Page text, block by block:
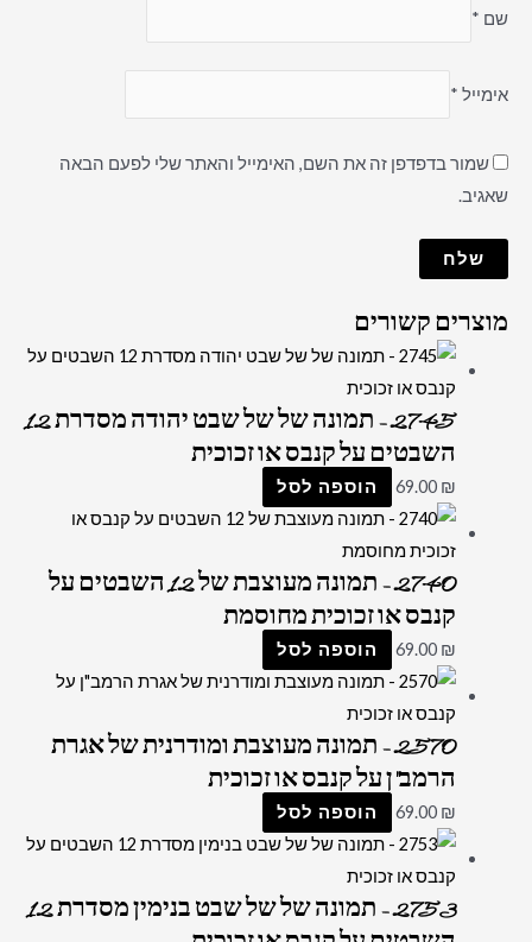
שם *
אימייל *
שמור בדפדפן זה את השם, האימייל והאתר שלי לפעם הבאה
שאגיב.
מוצרים קשורים
2745 – תמונה של של שבט יהודה מסדרת 12
השבטים על קנבס או זכוכית
69.00 ₪ הוספה לסל
2740 – תמונה מעוצבת של 12 השבטים על
קנבס או זכוכית מחוסמת
69.00 ₪ הוספה לסל
2570 – תמונה מעוצבת ומודרנית של אגרת
הרמב"ן על קנבס או זכוכית
69.00 ₪ הוספה לסל
2753 – תמונה של של שבט בנימין מסדרת 12